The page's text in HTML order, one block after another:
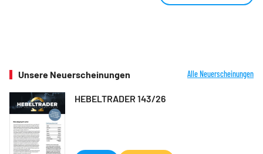
Unsere Neuerscheinungen Alle Neuerscheinungen
HEBELTRADER 143/26